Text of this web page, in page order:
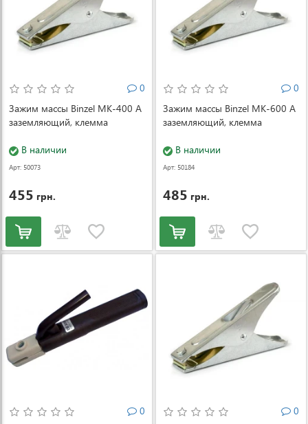
0
Зажим массы Binzel MK-400 А
заземляющий, клемма
В наличии
Арт: 50073
455 грн.
0
Зажим массы Binzel MK-600 А
заземляющий, клемма
В наличии
Арт: 50184
485 грн.
0
0